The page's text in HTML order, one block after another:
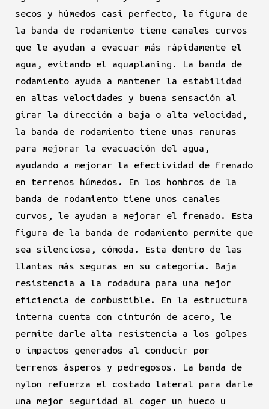
secos y húmedos casi perfecto, la figura de
la banda de rodamiento tiene canales curvos
que le ayudan a evacuar más rápidamente el
agua, evitando el aquaplaning. La banda de
rodamiento ayuda a mantener la estabilidad
en altas velocidades y buena sensación al
girar la dirección a baja o alta velocidad,
la banda de rodamiento tiene unas ranuras
para mejorar la evacuación del agua,
ayudando a mejorar la efectividad de frenado
en terrenos húmedos. En los hombros de la
banda de rodamiento tiene unos canales
curvos, le ayudan a mejorar el frenado. Esta
figura de la banda de rodamiento permite que
sea silenciosa, cómoda. Esta dentro de las
llantas más seguras en su categoría. Baja
resistencia a la rodadura para una mejor
eficiencia de combustible. En la estructura
interna cuenta con cinturón de acero, le
permite darle alta resistencia a los golpes
o impactos generados al conducir por
terrenos ásperos y pedregosos. La banda de
nylon refuerza el costado lateral para darle
una mejor seguridad al coger un hueco u